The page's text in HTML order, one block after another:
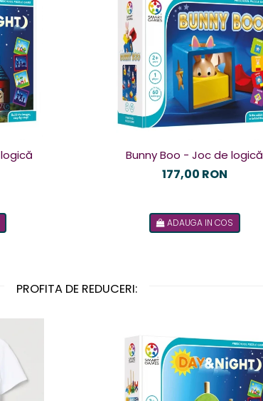
Bunny Boo - Joc de logică
177,00 RON
ADAUGA IN COS
PROFITA DE REDUCERI: